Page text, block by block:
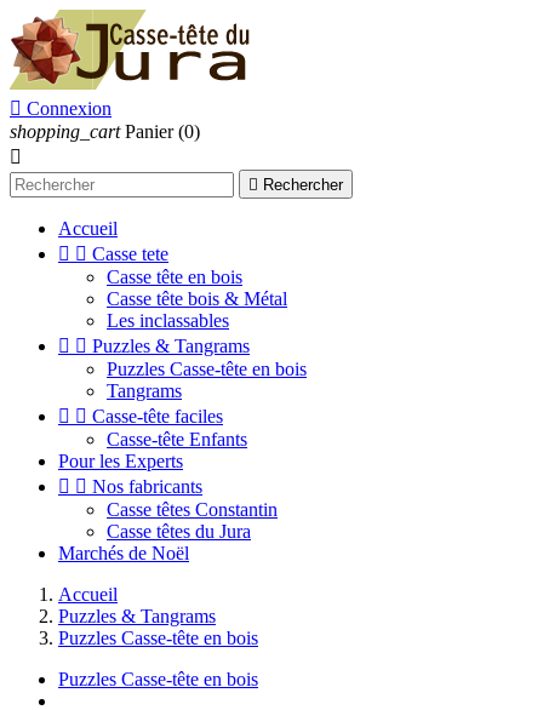
 Connexion
shopping_cart Panier (0)

 Rechercher
Accueil
  Casse tete
Casse tête en bois
Casse tête bois & Métal
Les inclassables
  Puzzles & Tangrams
Puzzles Casse-tête en bois
Tangrams
  Casse-tête faciles
Casse-tête Enfants
Pour les Experts
  Nos fabricants
Casse têtes Constantin
Casse têtes du Jura
Marchés de Noël
Accueil
Puzzles & Tangrams
Puzzles Casse-tête en bois
Puzzles Casse-tête en bois